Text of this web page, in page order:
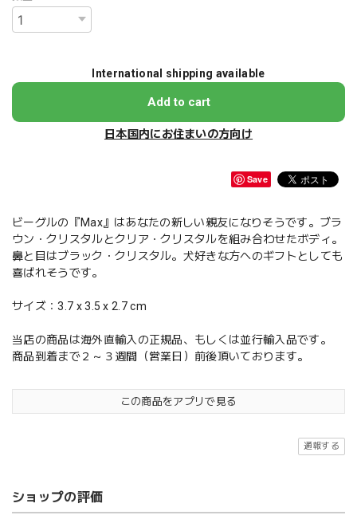
International shipping available
Add to cart
日本国内にお住まいの方向け
Save
ビーグルの『Max』はあなたの新しい親友になりそうです。ブラ
ウン・クリスタルとクリア・クリスタルを組み合わせたボディ。
鼻と目はブラック・クリスタル。犬好きな方へのギフトとしても
喜ばれそうです。
サイズ：3.7 x 3.5 x 2.7 cm
当店の商品は海外直輸入の正規品、もしくは並行輸入品です。
商品到着まで２～３週間（営業日）前後頂いております。
この商品をアプリで見る
通報する
ショップの評価